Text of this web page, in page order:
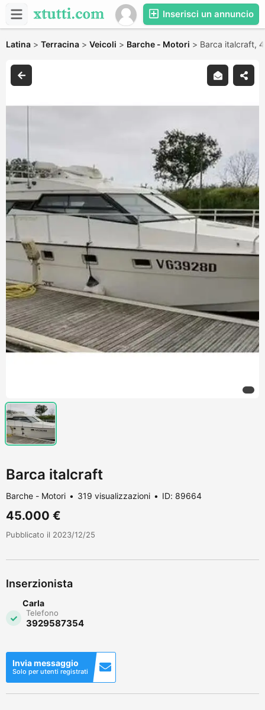
Inserisci un annuncio
Latina > Terracina > Veicoli > Barche - Motori > Barca italcraft,
Barca italcraft
Barche - Motori 319 visualizzazioni ID: 89664
45.000 €
Pubblicato il 2023/12/25
Inserzionista
Carla
Telefono
3929587354
Invia messaggio
Solo per utenti registrati